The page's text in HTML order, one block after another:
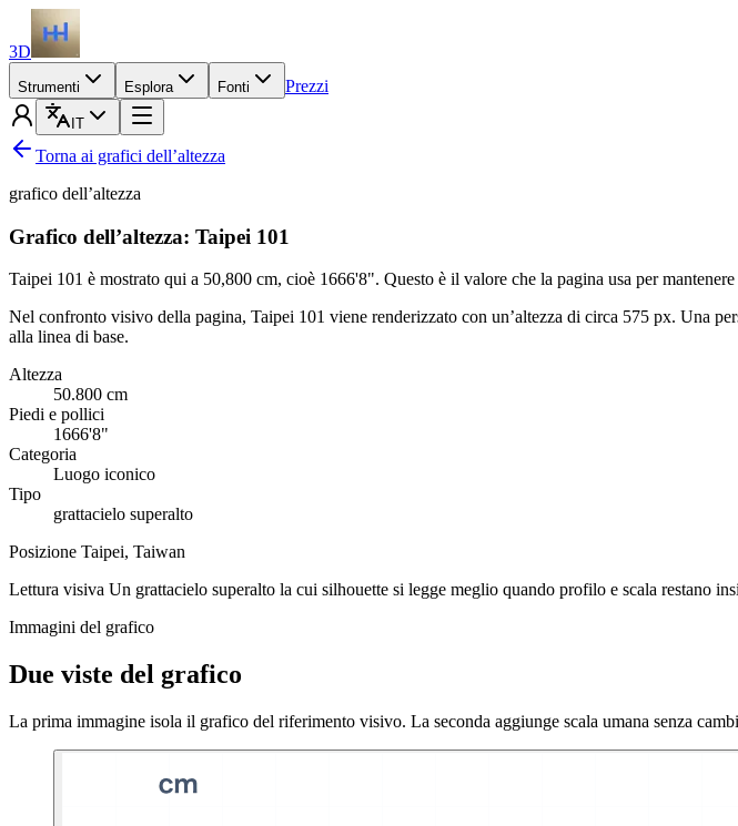
3D
Strumenti Esplora Fonti Prezzi
IT
Torna ai grafici dell’altezza
grafico dell’altezza
Grafico dell’altezza: Taipei 101
Taipei 101 è mostrato qui a 50,800 cm, cioè 1666'8". Questo è il valore che la pagina usa per
Nel confronto visivo della pagina, Taipei 101 viene renderizzato con un’altezza di circa 575 px. Una
alla linea di base.
Altezza
50.800 cm
Piedi e pollici
1666'8"
Categoria
Luogo iconico
Tipo
grattacielo superalto
Posizione Taipei, Taiwan
Lettura visiva Un grattacielo superalto la cui silhouette si legge meglio quando profilo e scala restano
Immagini del grafico
Due viste del grafico
La prima immagine isola il grafico del riferimento visivo. La seconda aggiunge scala umana senza